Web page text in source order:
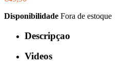
Disponibilidade Fora de estoque
Descripçao
Videos